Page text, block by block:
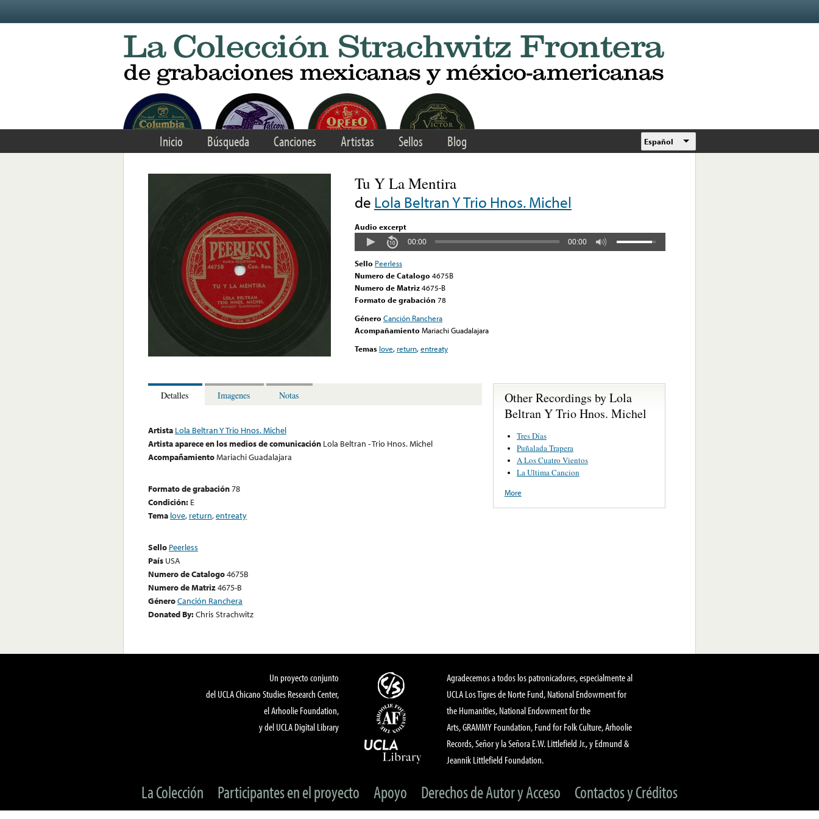
Inicio Búsqueda Canciones Artistas Sellos Blog Español
Tu Y La Mentira
de Lola Beltran Y Trio Hnos. Michel
Audio excerpt
00:00 00:00
Sello Peerless
Numero de Catalogo 4675B
Numero de Matriz4675-B
Formato de grabación 78
Género Canción Ranchera
Acompañamiento Mariachi Guadalajara
Temas love, return,entreaty
Detalles Imagenes Notas
Artista Lola Beltran Y Trio Hnos. Michel
Artista aparece en los medios de comunicación Lola Beltran - Trio Hnos. Michel
AcompañamientoMariachi Guadalajara
Formato de grabación78
Condición: E
Tema love, return,entreaty
Sello Peerless
País USA
Numero de Catalogo4675B
Numero de Matriz4675-B
GéneroCanción Ranchera
Donated By:Chris Strachwitz
Other Recordings by Lola
Beltran Y Trio Hnos. Michel
Tres Días
Puñalada Trapera
A Los Cuatro Vientos
La Ultima Cancion
More
Un proyecto conjunto
del UCLA Chicano Studies Research Center,
el Arhoolie Foundation,
y del UCLA Digital Library
Agradecemos a todos los patronicadores, especialmente al
UCLA Los Tigres de Norte Fund, National Endowment for
the Humanities, National Endowment for the
Arts, GRAMMY Foundation, Fund for Folk Culture, Arhoolie
Records, Señor y la Señora E.W. Littlefield Jr., y Edmund &
Jeannik Littlefield Foundation.
La Colección Participantes en el proyecto Apoyo Derechos de Autor y Acceso Contactos y Créditos